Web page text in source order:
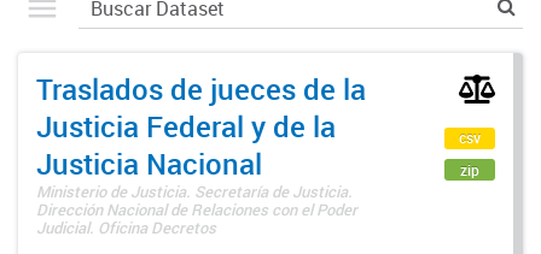
Traslados de jueces de la
Justicia Federal y de la
Justicia Nacional
Ministerio de Justicia. Secretaría de Justicia.
Dirección Nacional de Relaciones con el Poder
Judicial. Oficina Decretos
csv
zip